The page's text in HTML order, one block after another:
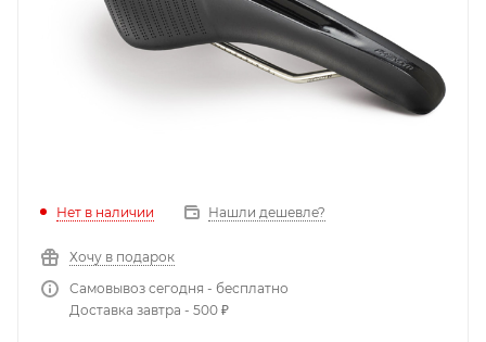
Нет в наличии Нашли дешевле?
Хочу в подарок
Самовывоз сегодня - бесплатно
Доставка завтра - 500 ₽